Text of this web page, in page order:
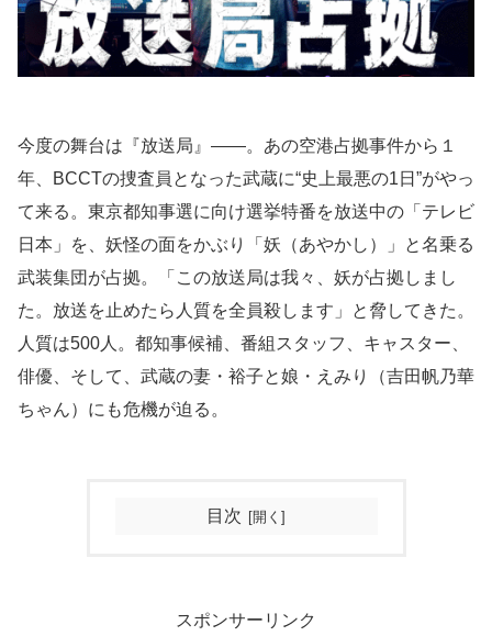
今度の舞台は『放送局』――。あの空港占拠事件から１
年、BCCTの捜査員となった武蔵に“史上最悪の1日”がやっ
て来る。東京都知事選に向け選挙特番を放送中の「テレビ
日本」を、妖怪の面をかぶり「妖（あやかし）」と名乗る
武装集団が占拠。「この放送局は我々、妖が占拠しまし
た。放送を止めたら人質を全員殺します」と脅してきた。
人質は500人。都知事候補、番組スタッフ、キャスター、
俳優、そして、武蔵の妻・裕子と娘・えみり（吉田帆乃華
ちゃん）にも危機が迫る。
目次
スポンサーリンク